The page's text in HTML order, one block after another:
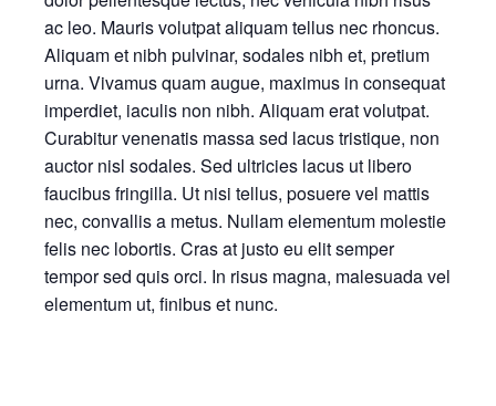
ac leo. Mauris volutpat aliquam tellus nec rhoncus.
Aliquam et nibh pulvinar, sodales nibh et, pretium
urna. Vivamus quam augue, maximus in consequat
imperdiet, iaculis non nibh. Aliquam erat volutpat.
Curabitur venenatis massa sed lacus tristique, non
auctor nisl sodales. Sed ultricies lacus ut libero
faucibus fringilla. Ut nisi tellus, posuere vel mattis
nec, convallis a metus. Nullam elementum molestie
felis nec lobortis. Cras at justo eu elit semper
tempor sed quis orci. In risus magna, malesuada vel
elementum ut, finibus et nunc.